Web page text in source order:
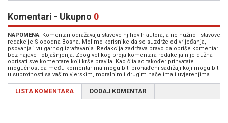
Komentari - Ukupno 0
NAPOMENA: Komentari odražavaju stavove njihovih autora, a ne nužno i stavove
redakcije Slobodna Bosna. Molimo korisnike da se suzdrže od vrijeđanja,
psovanja i vulgarnog izražavanja. Redakcija zadržava pravo da obriše komentar
bez najave i objašnjenja. Zbog velikog broja komentara redakcija nije dužna
obrisati sve komentare koji krše pravila. Kao čitalac također prihvatate
mogućnost da među komentarima mogu biti pronađeni sadržaji koji mogu biti
u suprotnosti sa vašim vjerskim, moralnim i drugim načelima i uvjerenjima.
LISTA KOMENTARA DODAJ KOMENTAR